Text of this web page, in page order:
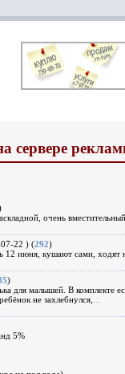
сервере
очень
22 ) (292)
12 июня, кушают сами, ходят
)
для малышей. В комплекте
не захлебнулся,
5%